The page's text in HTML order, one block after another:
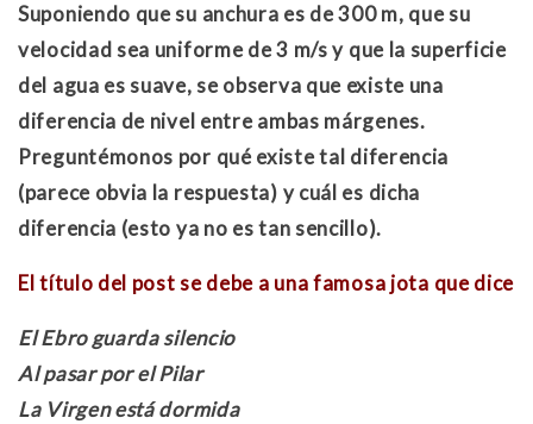
Suponiendo que su anchura es de 300 m, que su
velocidad sea uniforme de 3 m/s y que la superficie
del agua es suave, se observa que existe una
diferencia de nivel entre ambas márgenes.
Preguntémonos por qué existe tal diferencia
(parece obvia la respuesta) y cuál es dicha
diferencia (esto ya no es tan sencillo).
El título del post se debe a una famosa jota que dice
El Ebro guarda silencio
Al pasar por el Pilar
La Virgen está dormida